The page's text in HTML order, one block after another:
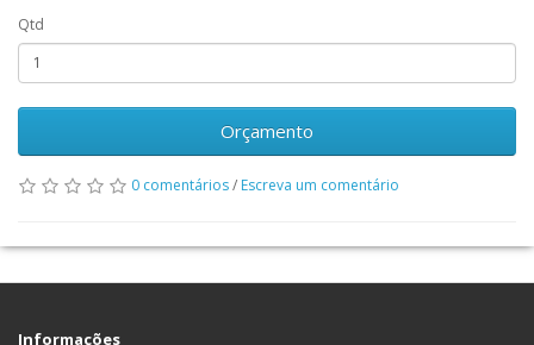
Qtd
Orçamento
0 comentários/ Escreva um comentário
Informações